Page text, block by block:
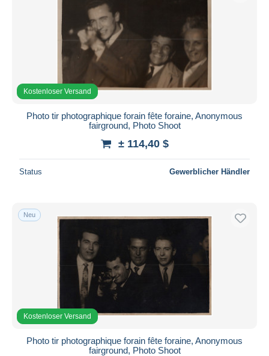
Kostenloser Versand
Photo tir photographique forain fête foraine, Anonymous
fairground, Photo Shoot
± 114,40 $
Status Gewerblicher Händler
Neu
Kostenloser Versand
Photo tir photographique forain fête foraine, Anonymous
fairground, Photo Shoot